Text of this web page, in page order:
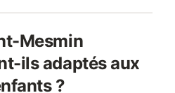
Mesmin
ils adaptés aux
?